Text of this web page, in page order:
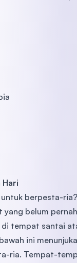
Hari
berpesta-
belum
tempat santai
ini
ria. Tempat-